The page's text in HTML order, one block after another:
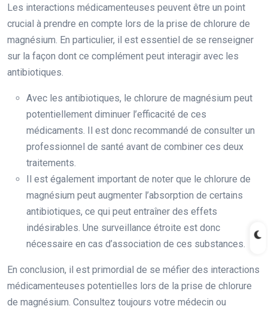
Les interactions médicamenteuses peuvent être un point
crucial à prendre en compte lors de la prise de chlorure de
magnésium. En particulier, il est essentiel de se renseigner
sur la façon dont ce complément peut interagir avec les
antibiotiques.
Avec les antibiotiques, le chlorure de magnésium peut
potentiellement diminuer l’efficacité de ces
médicaments. Il est donc recommandé de consulter un
professionnel de santé avant de combiner ces deux
traitements.
Il est également important de noter que le chlorure de
magnésium peut augmenter l’absorption de certains
antibiotiques, ce qui peut entraîner des effets
indésirables. Une surveillance étroite est donc
nécessaire en cas d’association de ces substances.
En conclusion, il est primordial de se méfier des interactions
médicamenteuses potentielles lors de la prise de chlorure
de magnésium. Consultez toujours votre médecin ou